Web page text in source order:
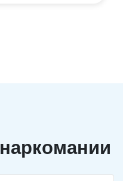
наркомании